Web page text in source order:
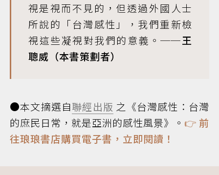
視是視而不見的，但透過外國人士
所說的「台灣感性」，我們重新檢
視這些凝視對我們的意義。──王
聰威（本書策劃者）
●本文摘選自聯經出版 之《台灣感性：台灣
的庶民日常，就是亞洲的感性風景》。 👉 前
往琅琅書店購買電子書，立即閱讀！